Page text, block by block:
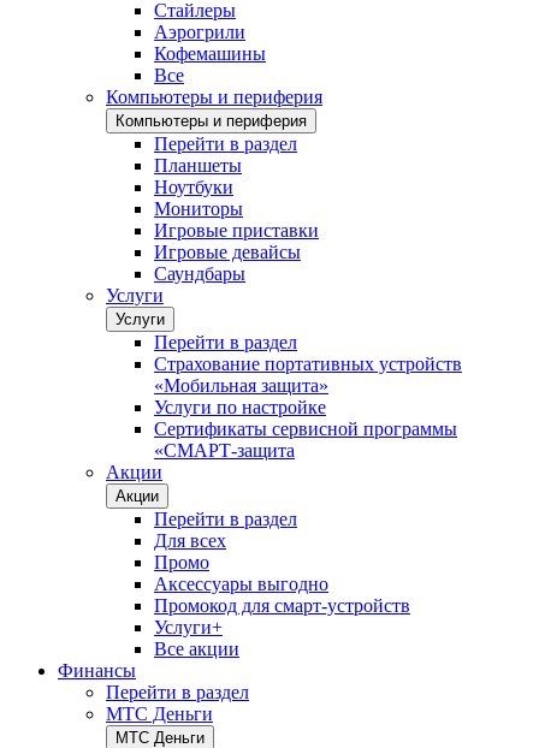
Стайлеры
Аэрогрили
Кофемашины
Все
Компьютеры и периферия
Компьютеры и периферия
Перейти в раздел
Планшеты
Ноутбуки
Мониторы
Игровые приставки
Игровые девайсы
Саундбары
Услуги
Услуги
Перейти в раздел
Страхование портативных устройств
«Мобильная защита»
Услуги по настройке
Сертификаты сервисной программы
«СМАРТ-защита
Акции
Акции
Перейти в раздел
Для всех
Промо
Аксессуары выгодно
Промокод для смарт-устройств
Услуги+
Все акции
Финансы
Перейти в раздел
МТС Деньги
МТС Деньги